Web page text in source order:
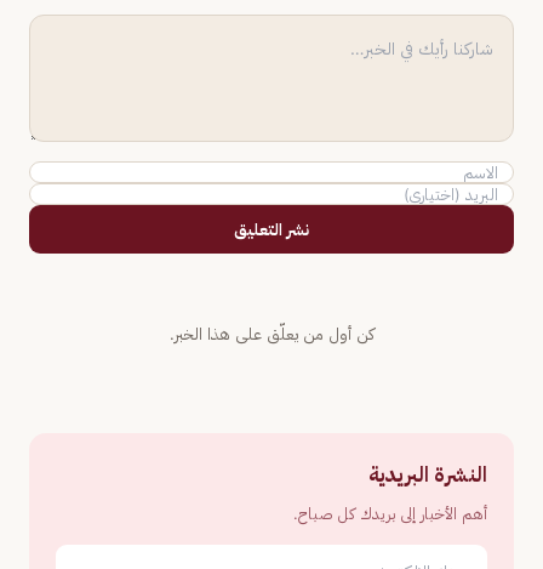
نشر التعليق
كن أول من يعلّق على هذا الخبر.
النشرة البريدية
أهم الأخبار إلى بريدك كل صباح.